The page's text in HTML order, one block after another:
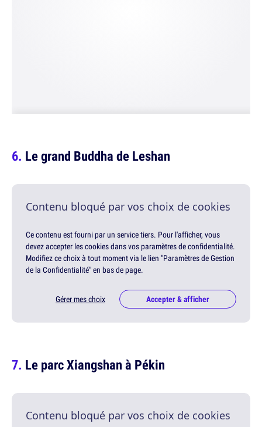
Le grand Buddha de Leshan
Contenu bloqué par vos choix de cookies
Ce contenu est fourni par un service tiers. Pour l'afficher, vous
devez accepter les cookies dans vos paramètres de confidentialité.
Modifiez ce choix à tout moment via le lien "Paramètres de Gestion
de la Confidentialité" en bas de page.
Gérer mes choix Accepter & afficher
Le parc Xiangshan à Pékin
Contenu bloqué par vos choix de cookies